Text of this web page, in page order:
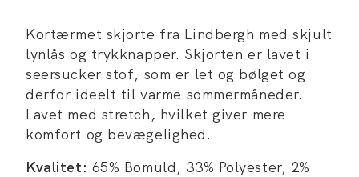
Kortærmet skjorte fra Lindbergh med skjult
lynlås og trykknapper. Skjorten er lavet i
seersucker stof, som er let og bølget og
derfor ideelt til varme sommermåneder.
Lavet med stretch, hvilket giver mere
komfort og bevægelighed.
Kvalitet: 65% Bomuld, 33% Polyester, 2%